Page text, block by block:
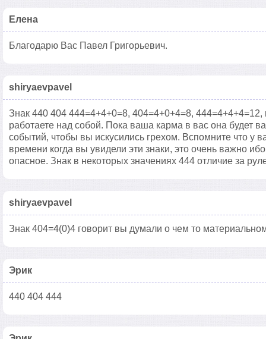
Елена
Благодарю Вас Павел Григорьевич.
shiryaevpavel
Знак 440 404 444=4+4+0=8, 404=4+0+4=8,
работаете над собой. Пока ваша карма в вас она будет
событий, чтобы вы искусились грехом. Вспомните что у
времени когда вы увидели эти знаки, это очень важно
опасное. Знак в некоторых значениях 444 отличие за
shiryaevpavel
Знак 404=4(0)4 говорит вы думали о чем то
Эрик
440 404 444